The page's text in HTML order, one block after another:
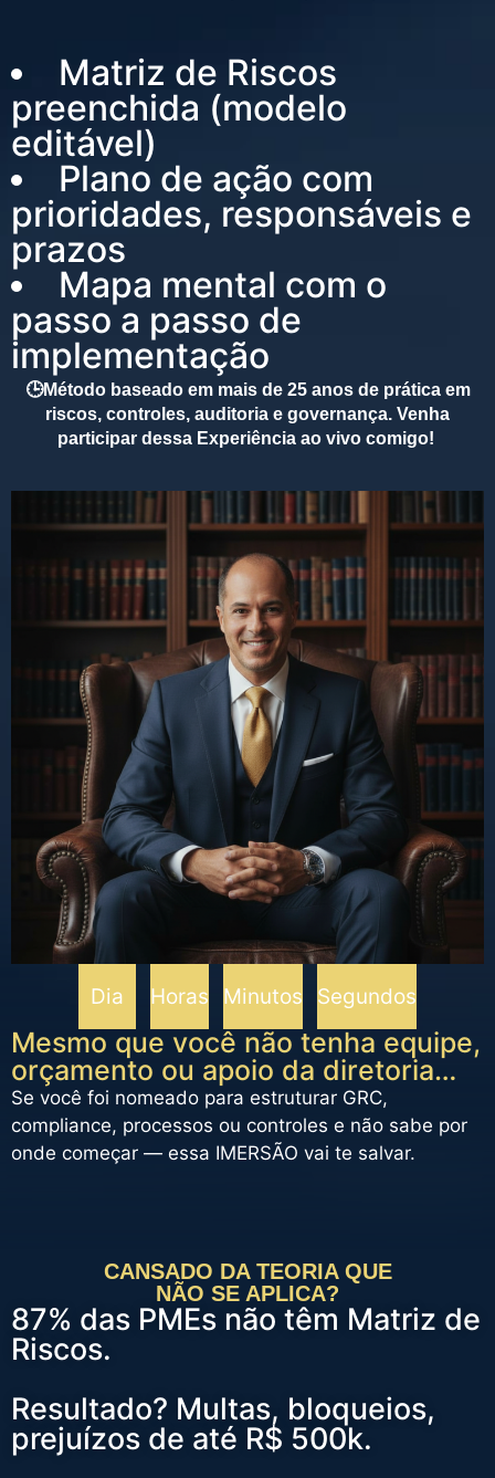
🕒Método baseado em mais de 25 anos de prática em
riscos, controles, auditoria e governança. Venha
participar dessa Experiência ao vivo comigo!
Matriz de Riscos
preenchida (modelo
editável)
Plano de ação com
prioridades, responsáveis e
prazos
Mapa mental com o
passo a passo de
implementação
Dia Horas Minutos Segundos
Mesmo que você não tenha equipe,
orçamento ou apoio da diretoria…
Se você foi nomeado para estruturar GRC,
compliance, processos ou controles e não sabe por
onde começar — essa IMERSÃO vai te salvar.
CANSADO DA TEORIA QUE
NÃO SE APLICA?
87% das PMEs não têm Matriz de
Riscos.
Resultado? Multas, bloqueios,
prejuízos de até R$ 500k.